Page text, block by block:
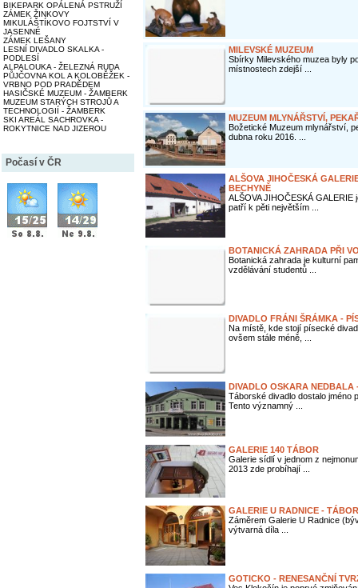
BIKEPARK OPÁLENÁ PSTRUŽÍ
ZÁMEK ŽINKOVY
MIKULÁŠTÍKOVO FOJTSTVÍ V
JASENNÉ
ZÁMEK LEŠANY
LESNÍ DIVADLO SKALKA -
PODLESÍ
ALPALOUKA - ŽELEZNÁ RUDA
PŮJČOVNA KOL A KOLOBĚŽEK -
VRBNO POD PRADĚDEM
HASIČSKÉ MUZEUM - ŽAMBERK
MUZEUM STARÝCH STROJŮ A
TECHNOLOGIÍ - ŽAMBERK
SKI AREÁL SACHROVKA -
ROKYTNICE NAD JIZEROU
Počasí v ČR
MILEVSKÉ MUZEUM
Sbírky Milevského muzea byly
místnostech zdejší ...
MUZEUM MLYNÁŘSTVÍ,
Božetické Muzeum mlynářství,
dubna roku 2016. ...
ALŠOVA JIHOČESKÁ
BECHYNĚ
ALŠOVA JIHOČESKÁ
patří k pěti největším ...
BOTANICKÁ ZAHRADA PŘI
Botanická zahrada je kulturní
vzdělávání studentů ...
DIVADLO FRÁNI ŠRÁMKA -
Na místě, kde stojí písecké
ovšem stále méně, ...
DIVADLO OSKARA NEDBALA
Táborské divadlo dostalo jméno
Tento významný ...
GALERIE 140 TÁBOR
Galerie sídlí v jednom z
2013 zde probíhají ...
GALERIE U RADNICE - TÁBOR
Záměrem Galerie U Radnice
výtvarná díla ...
GOTICKO - RENESANČNÍ